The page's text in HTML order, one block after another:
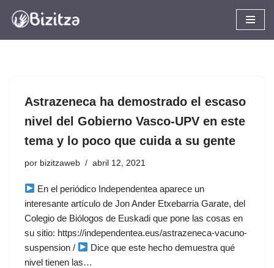
Astrazeneca ha demostrado el escaso
nivel del Gobierno Vasco-UPV en este
tema y lo poco que cuida a su gente
por bizitzaweb abril 12, 2021
En el periódico Independentea aparece un
interesante artículo de Jon Ander Etxebarria Garate, del
Colegio de Biólogos de Euskadi que pone las cosas en
su sitio: https://independentea.eus/astrazeneca-vacuno-
suspension /
Dice que este hecho demuestra qué
nivel tienen las…